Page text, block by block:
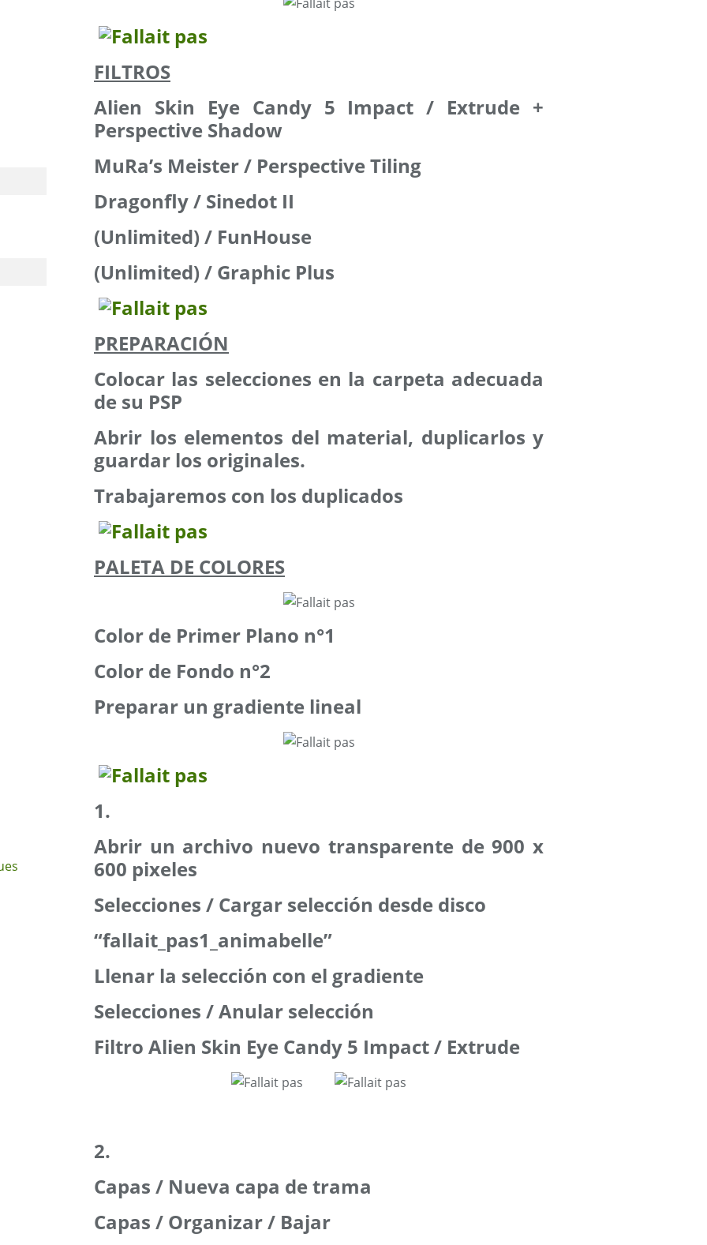
FILTROS
Alien Skin Eye Candy 5 Impact / Extrude +
Perspective Shadow
MuRa’s Meister / Perspective Tiling
Dragonfly / Sinedot II
(Unlimited) / FunHouse
(Unlimited) / Graphic Plus
PREPARACIÓN
Colocar las selecciones en la carpeta adecuada
de su PSP
Abrir los elementos del material, duplicarlos y
guardar los originales.
Trabajaremos con los duplicados
PALETA DE COLORES
Color de Primer Plano n°1
Color de Fondo n°2
Preparar un gradiente lineal
1.
Abrir un archivo nuevo transparente de 900 x
600 pixeles
Selecciones / Cargar selección desde disco
“fallait_pas1_animabelle”
Llenar la selección con el gradiente
Selecciones / Anular selección
Filtro Alien Skin Eye Candy 5 Impact / Extrude
2.
Capas / Nueva capa de trama
Capas / Organizar / Bajar